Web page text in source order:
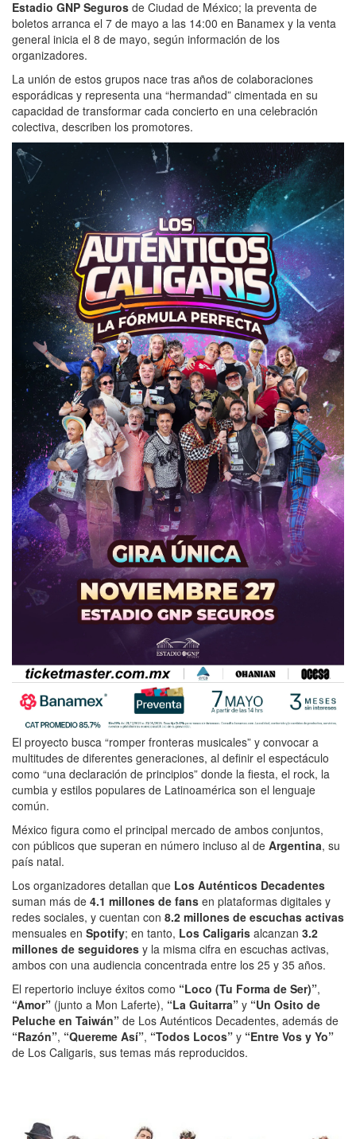
Estadio GNP Seguros de Ciudad de México; la preventa de
boletos arranca el 7 de mayo a las 14:00 en Banamex y la venta
general inicia el 8 de mayo, según información de los
organizadores.
La unión de estos grupos nace tras años de colaboraciones
esporádicas y representa una “hermandad” cimentada en su
capacidad de transformar cada concierto en una celebración
colectiva, describen los promotores.
El proyecto busca “romper fronteras musicales” y convocar a
multitudes de diferentes generaciones, al definir el espectáculo
como “una declaración de principios” donde la fiesta, el rock, la
cumbia y estilos populares de Latinoamérica son el lenguaje
común.
México figura como el principal mercado de ambos conjuntos,
con públicos que superan en número incluso al de Argentina, su
país natal.
Los organizadores detallan que Los Auténticos Decadentes
suman más de 4.1 millones de fans en plataformas digitales y
redes sociales, y cuentan con 8.2 millones de escuchas activas
mensuales en Spotify; en tanto, Los Caligaris alcanzan 3.2
millones de seguidores y la misma cifra en escuchas activas,
ambos con una audiencia concentrada entre los 25 y 35 años.
El repertorio incluye éxitos como “Loco (Tu Forma de Ser)”,
“Amor” (junto a Mon Laferte), “La Guitarra” y “Un Osito de
Peluche en Taiwán” de Los Auténticos Decadentes, además de
“Razón”, “Quereme Así”, “Todos Locos” y “Entre Vos y Yo”
de Los Caligaris, sus temas más reproducidos.